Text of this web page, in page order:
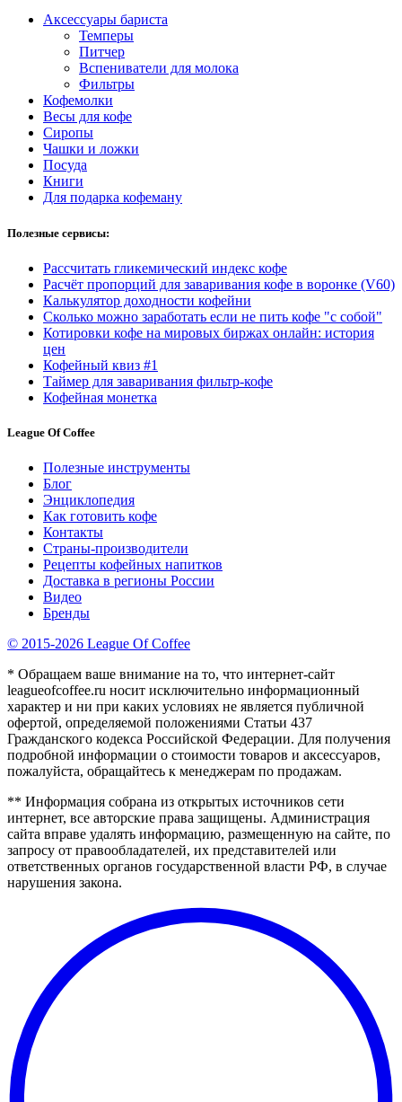
Аксессуары бариста
Темперы
Питчер
Вспениватели для молока
Фильтры
Кофемолки
Весы для кофе
Сиропы
Чашки и ложки
Посуда
Книги
Для подарка кофеману
Полезные сервисы:
Рассчитать гликемический индекс кофе
Расчёт пропорций для заваривания кофе в воронке (V60)
Калькулятор доходности кофейни
Сколько можно заработать если не пить кофе "с собой"
Котировки кофе на мировых биржах онлайн: история
цен
Кофейный квиз #1
Таймер для заваривания фильтр-кофе
Кофейная монетка
League Of Coffee
Полезные инструменты
Блог
Энциклопедия
Как готовить кофе
Контакты
Страны-производители
Рецепты кофейных напитков
Доставка в регионы России
Видео
Бренды
© 2015-2026 League Of Coffee
* Обращаем ваше внимание на то, что интернет-сайт
leagueofcoffee.ru носит исключительно информационный
характер и ни при каких условиях не является публичной
офертой, определяемой положениями Статьи 437
Гражданского кодекса Российской Федерации. Для получения
подробной информации о стоимости товаров и аксессуаров,
пожалуйста, обращайтесь к менеджерам по продажам.
** Информация собрана из открытых источников сети
интернет, все авторские права защищены. Администрация
сайта вправе удалять информацию, размещенную на сайте, по
запросу от правообладателей, их представителей или
ответственных органов государственной власти РФ, в случае
нарушения закона.